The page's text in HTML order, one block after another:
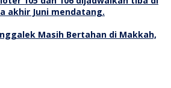
Masih Bertahan di Makkah,